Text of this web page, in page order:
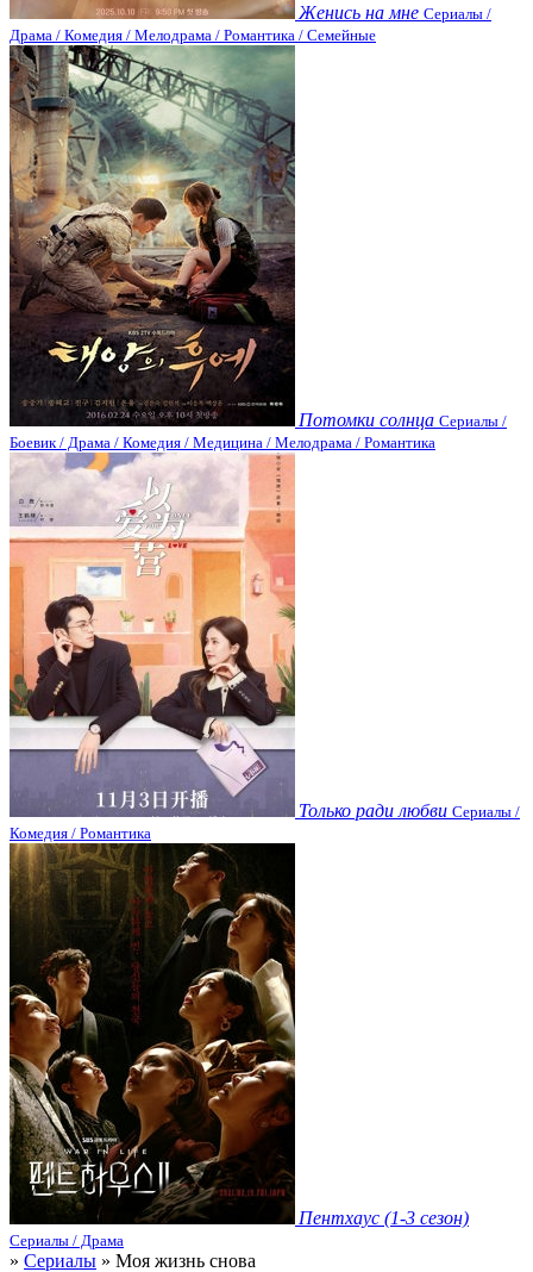
Женись на мне Сериалы /
Драма / Комедия / Мелодрама / Романтика / Семейные
Потомки солнца Сериалы /
Боевик / Драма / Комедия / Медицина / Мелодрама / Романтика
Только ради любви Сериалы /
Комедия / Романтика
Пентхаус (1-3 сезон)
Сериалы / Драма
» Сериалы » Моя жизнь снова